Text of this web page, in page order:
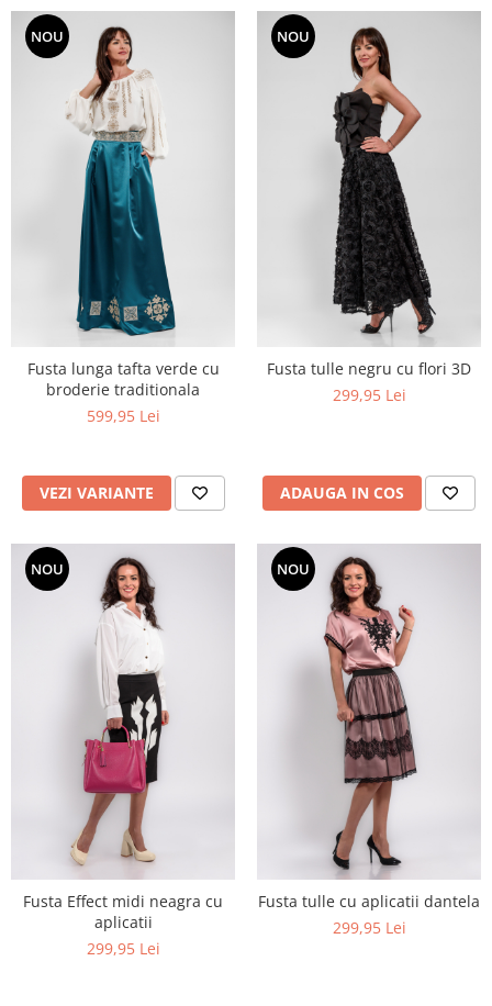
NOU
Fusta lunga tafta verde cu
broderie traditionala
599,95 Lei
VEZI VARIANTE
NOU
Fusta tulle negru cu flori 3D
299,95 Lei
ADAUGA IN COS
NOU
Fusta Effect midi neagra cu
aplicatii
299,95 Lei
NOU
Fusta tulle cu aplicatii dantela
299,95 Lei